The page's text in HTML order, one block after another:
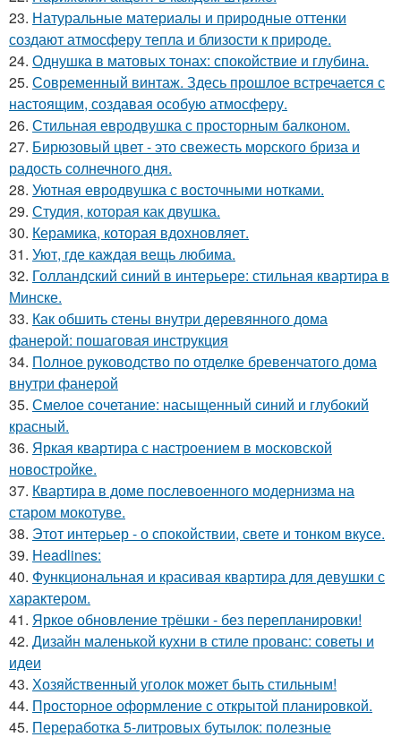
23. Натуральные материалы и природные оттенки
создают атмосферу тепла и близости к природе.
24. Однушка в матовых тонах: спокойствие и глубина.
25. Современный винтаж. Здесь прошлое встречается с
настоящим, создавая особую атмосферу.
26. Стильная евродвушка с просторным балконом.
27. Бирюзовый цвет - это свежесть морского бриза и
радость солнечного дня.
28. Уютная евродвушка с восточными нотками.
29. Студия, которая как двушка.
30. Керамика, которая вдохновляет.
31. Уют, где каждая вещь любима.
32. Голландский синий в интерьере: стильная квартира в
Минске.
33. Как обшить стены внутри деревянного дома
фанерой: пошаговая инструкция
34. Полное руководство по отделке бревенчатого дома
внутри фанерой
35. Смелое сочетание: насыщенный синий и глубокий
красный.
36. Яркая квартира с настроением в московской
новостройке.
37. Квартира в доме послевоенного модернизма на
старом мокотуве.
38. Этот интерьер - о спокойствии, свете и тонком вкусе.
39. Headlines:
40. Функциональная и красивая квартира для девушки с
характером.
41. Яркое обновление трёшки - без перепланировки!
42. Дизайн маленькой кухни в стиле прованс: советы и
идеи
43. Хозяйственный уголок может быть стильным!
44. Просторное оформление с открытой планировкой.
45. Переработка 5-литровых бутылок: полезные